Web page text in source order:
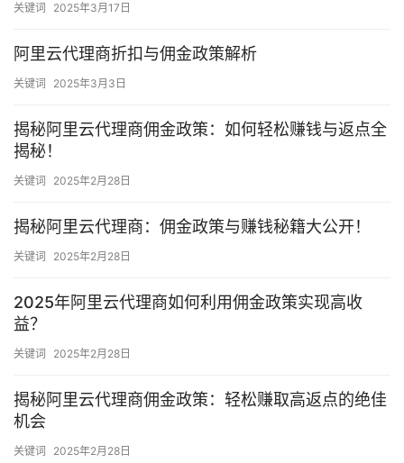
关键词 2025年3月17日
阿里云代理商折扣与佣金政策解析
关键词 2025年3月3日
揭秘阿里云代理商佣金政策：如何轻松赚钱与返点全
揭秘！
关键词 2025年2月28日
揭秘阿里云代理商：佣金政策与赚钱秘籍大公开！
关键词 2025年2月28日
2025年阿里云代理商如何利用佣金政策实现高收
益？
关键词 2025年2月28日
揭秘阿里云代理商佣金政策：轻松赚取高返点的绝佳
机会
关键词 2025年2月28日